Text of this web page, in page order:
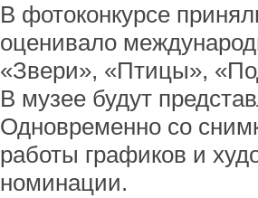
В фотоконкурсе
оценивало
«Звери», «Птицы»,
В музее будут
Одновременно со
работы графиков и
номинации.